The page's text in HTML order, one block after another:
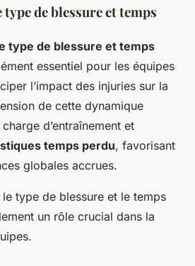
de blessure et temps
type de blessure et temps
essentiel pour les équipes
l’impact des injuries sur la
de cette dynamique
d’entraînement et
temps perdu, favorisant
globales accrues.
type de blessure et le temps
un rôle crucial dans la